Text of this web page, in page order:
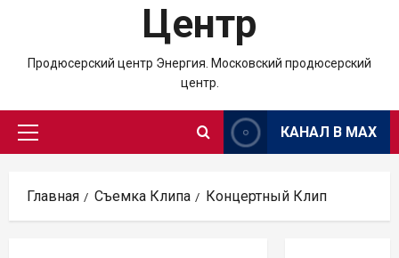
Центр
Продюсерский центр Энергия. Московский продюсерский
центр.
Основное
КАНАЛ В MAX
Главная Съемка Клипа Концертный Клип